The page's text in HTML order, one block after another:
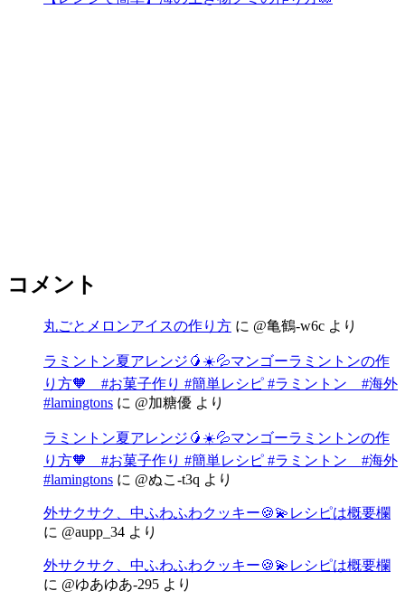
コメント
丸ごとメロンアイスの作り方 に @亀鶴-w6c より
ラミントン夏アレンジ🥭☀️💦マンゴーラミントンの作
り方🧡 #お菓子作り #簡単レシピ #ラミントン #海外
#lamingtons に @加糖優 より
ラミントン夏アレンジ🥭☀️💦マンゴーラミントンの作
り方🧡 #お菓子作り #簡単レシピ #ラミントン #海外
#lamingtons に @ぬこ-t3q より
外サクサク、中ふわふわクッキー🍪💫レシピは概要欄
に @aupp_34 より
外サクサク、中ふわふわクッキー🍪💫レシピは概要欄
に @ゆあゆあ-295 より